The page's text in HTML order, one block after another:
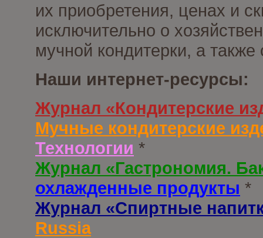
их приобретения, ценах и
исключительно о
мучной кондитерки, а
Наши интернет-ресурсы:
Журнал «Кондитерские
Мучные кондитерские
Технологии *
Журнал «Гастрономия.
охлажденные продукты *
Журнал «Спиртные
Russia